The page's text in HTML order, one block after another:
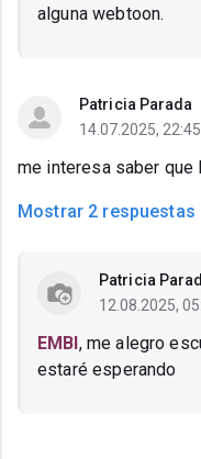
alguna webtoon.
Patricia Parada
14.07.2025,
me interesa saber que
Mostrar 2 respuestas
Patricia
12.08.2025,
EMBI, me alegro
estaré esperando